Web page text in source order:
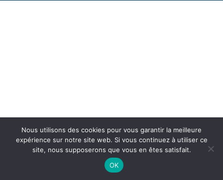
Nous utilisons des cookies pour vous garantir la meilleure
expérience sur notre site web. Si vous continuez à utiliser ce
site, nous supposerons que vous en êtes satisfait.
OK